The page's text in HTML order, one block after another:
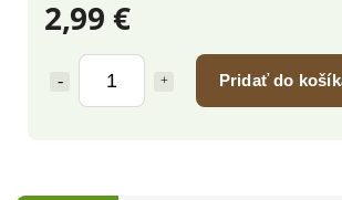
2,99 €
Pridať do